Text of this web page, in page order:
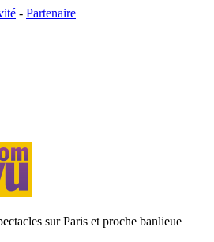
- Partenaire
sur Paris et proche banlieue